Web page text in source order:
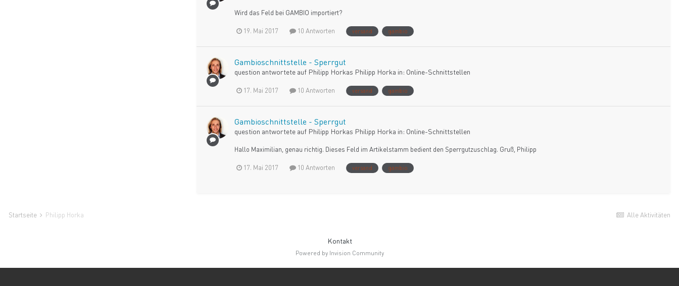
Wird das Feld bei GAMBIO importiert?
19. Mai 2017 10 Antworten versand gambio
Gambioschnittstelle - Sperrgut
question antwortete auf Philipp Horkas Philipp Horka in: Online-Schnittstellen
17. Mai 2017 10 Antworten versand gambio
Gambioschnittstelle - Sperrgut
question antwortete auf Philipp Horkas Philipp Horka in: Online-Schnittstellen
Hallo Maximilian, genau richtig. Dieses Feld im Artikelstamm bedient den Sperrgutzuschlag. Gruß, Philipp
17. Mai 2017 10 Antworten versand gambio
Alle Aktivitäten
Startseite Philipp Horka
Kontakt
Powered by Invision Community